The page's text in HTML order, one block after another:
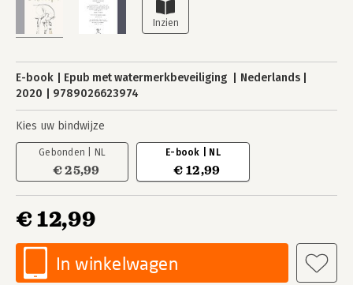
E-book Epub met watermerkbeveiliging
Nederlands
2020
9789026623974
Kies uw bindwijze
Gebonden | NL
€ 25,99
E-book | NL
€ 12,99
€ 12,99
In winkelwagen